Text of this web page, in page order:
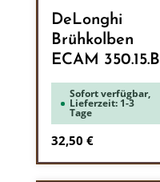
DeLonghi
Brühkolben
ECAM 350.15.B
Sofort verfügbar,
Lieferzeit: 1-3
Tage
Regulärer Preis:
32,50 €